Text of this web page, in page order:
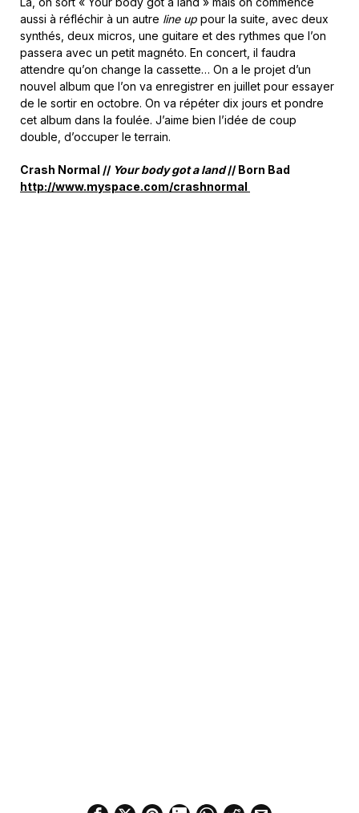
aussi à réfléchir à un autre line up pour la suite, avec deux
synthés, deux micros, une guitare et des rythmes que l’on
passera avec un petit magnéto. En concert, il faudra
attendre qu’on change la cassette… On a le projet d’un
nouvel album que l’on va enregistrer en juillet pour essayer
de le sortir en octobre. On va répéter dix jours et pondre
cet album dans la foulée. J’aime bien l’idée de coup
double, d’occuper le terrain.
Crash Normal // Your body got a land// Born Bad
http://www.myspace.com/crashnormal